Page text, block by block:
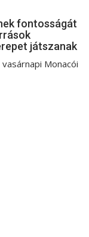
fontosságát
játszanak
Monacói